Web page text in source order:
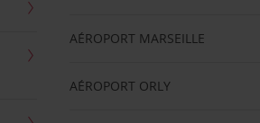
AÉROPORT MARSEILLE
AÉROPORT ORLY